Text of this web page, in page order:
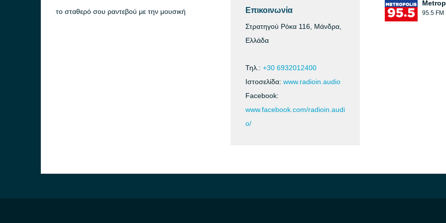
το σταθερό σου ραντεβού με την μουσική Επικοινωνία
Στρατηγού Ρόκα 116, Μάνδρα,
Ελλάδα
Τηλ.: +30 6932012400
Ιστοσελίδα: www.radioin.audio
Facebook:
www.facebook.com/radioin.audi
o/
95.5 FM